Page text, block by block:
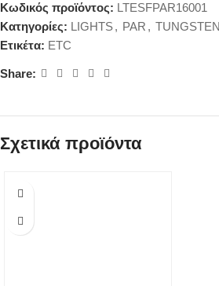
Κωδικός προϊόντος: LTESFPAR16001
Κατηγορίες: LIGHTS, PAR ,
Ετικέτα: ETC
Share:
Σχετικά προϊόντα